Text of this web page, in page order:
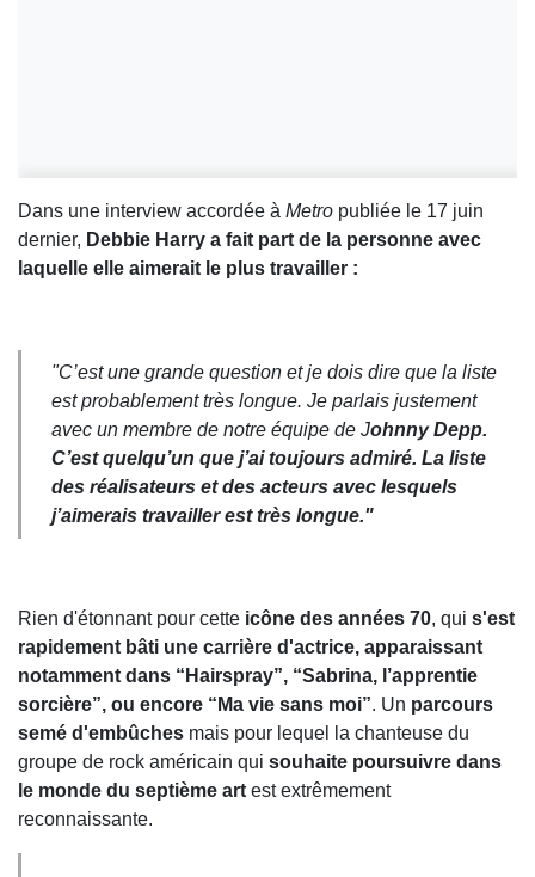
Dans une interview accordée à Metro publiée le 17 juin
dernier, Debbie Harry a fait part de la personne avec
laquelle elle aimerait le plus travailler :
"C’est une grande question et je dois dire que la liste
est probablement très longue. Je parlais justement
avec un membre de notre équipe de Johnny Depp.
C’est quelqu’un que j’ai toujours admiré. La liste
des réalisateurs et des acteurs avec lesquels
j’aimerais travailler est très longue."
Rien d'étonnant pour cette icône des années 70, qui s'est
rapidement bâti une carrière d'actrice, apparaissant
notamment dans “Hairspray”, “Sabrina, l’apprentie
sorcière”, ou encore “Ma vie sans moi”. Un parcours
semé d'embûches mais pour lequel la chanteuse du
groupe de rock américain qui souhaite poursuivre dans
le monde du septième art est extrêmement
reconnaissante.